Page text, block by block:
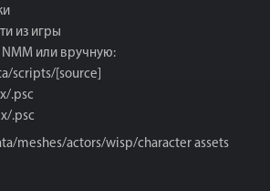
из игры
NMM или вручную:
scripts/[source]
.psc
.psc
meshes/actors/wisp/character assets